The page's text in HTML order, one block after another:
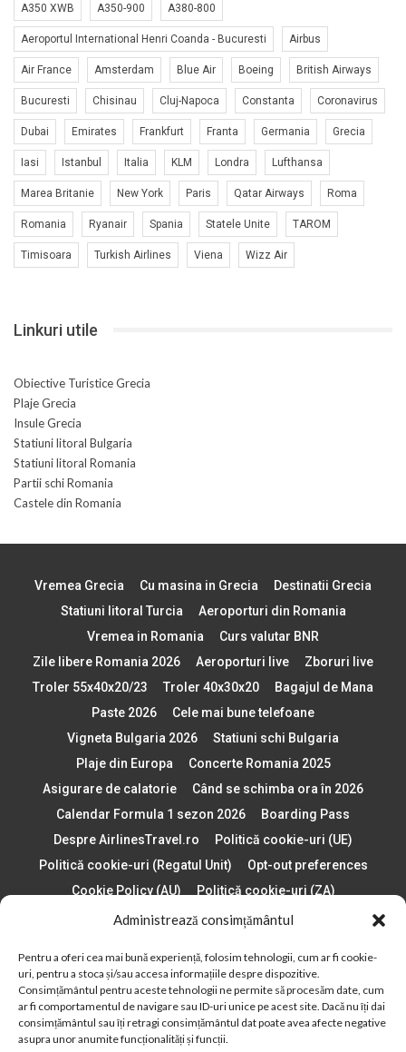
Administrează consimțământul
Pentru a oferi cea mai bună experiență, folosim tehnologii, cum ar fi cookie-
uri, pentru a stoca și/sau accesa informațiile despre dispozitive.
Consimțământul pentru aceste tehnologii ne permite să procesăm date, cum
ar fi comportamentul de navigare sau ID-uri unice pe acest site. Dacă nu îți dai
consimțământul sau îți retragi consimțământul dat poate avea afecte negative
asupra unor anumite funcționalități și funcții.
A350 XWB A350-900 A380-800
Aeroportul International Henri Coanda - Bucuresti Airbus
Air France Amsterdam Blue Air Boeing British Airways
Bucuresti Chisinau Cluj-Napoca Constanta Coronavirus
Dubai Emirates Frankfurt Franta Germania Grecia
Iasi Istanbul Italia KLM Londra Lufthansa
Marea Britanie New York Paris Qatar Airways Roma
Romania Ryanair Spania Statele Unite TAROM
Timisoara Turkish Airlines Viena Wizz Air
Linkuri utile
Obiective Turistice Grecia
Plaje Grecia
Insule Grecia
Statiuni litoral Bulgaria
Statiuni litoral Romania
Partii schi Romania
Castele din Romania
Vremea Grecia Cu masina in Grecia
Destinatii Grecia
Statiuni litoral Turcia
Aeroporturi din Romania
Vremea in Romania
Curs valutar BNR
Zile libere Romania 2026
Aeroporturi live
Zboruri live
Troler 55x40x20/23
Troler 40x30x20
Bagajul de Mana
Paste 2026
Cele mai bune telefoane
Vigneta Bulgaria 2026
Statiuni schi Bulgaria
Plaje din Europa
Concerte Romania 2025
Asigurare de calatorie
Când se schimba ora în 2026
Calendar Formula 1 sezon 2026
Boarding Pass
Despre AirlinesTravel.ro
Politică cookie-uri (UE)
Politică cookie-uri (Regatul Unit)
Opt-out preferences
Cookie Policy (AU)
Politică cookie-uri (ZA)
Politică cookie-uri (Canada)
Politică cookie-uri (BR)
2012 - 2025 © Toate drepturile rezervate
Din 2012, AirlinesTravel.ro este o platformă de informare online,
specializată în aviație și turism!